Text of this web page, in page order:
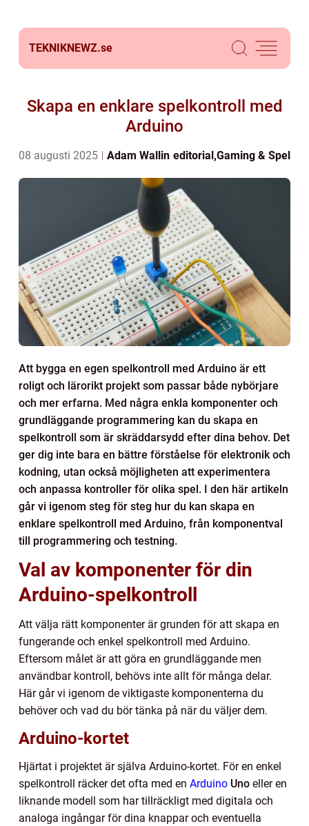
TEKNIKNEWZ.se
Skapa en enklare spelkontroll med
Arduino
08 augusti 2025 Adam Wallin editorial,Gaming & Spel
Att bygga en egen spelkontroll med Arduino är ett
roligt och lärorikt projekt som passar både nybörjare
och mer erfarna. Med några enkla komponenter och
grundläggande programmering kan du skapa en
spelkontroll som är skräddarsydd efter dina behov. Det
ger dig inte bara en bättre förståelse för elektronik och
kodning, utan också möjligheten att experimentera
och anpassa kontroller för olika spel. I den här artikeln
går vi igenom steg för steg hur du kan skapa en
enklare spelkontroll med Arduino, från komponentval
till programmering och testning.
Val av komponenter för din
Arduino-spelkontroll
Att välja rätt komponenter är grunden för att skapa en
fungerande och enkel spelkontroll med Arduino.
Eftersom målet är att göra en grundläggande men
användbar kontroll, behövs inte allt för många delar.
Här går vi igenom de viktigaste komponenterna du
behöver och vad du bör tänka på när du väljer dem.
Arduino-kortet
Hjärtat i projektet är själva Arduino-kortet. För en enkel
spelkontroll räcker det ofta med en Arduino Uno eller en
liknande modell som har tillräckligt med digitala och
analoga ingångar för dina knappar och eventuella